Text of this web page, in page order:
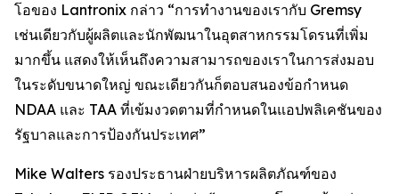
โอของ Lantronix กล่าว “การทำงานของเรากับ Gremsy
เช่นเดียวกับผู้ผลิตและนักพัฒนาในอุตสาหกรรมโดรนที่เพิ่ม
มากขึ้น แสดงให้เห็นถึงความสามารถของเราในการส่งมอบ
ในระดับขนาดใหญ่ ขณะเดียวกันก็ตอบสนองข้อกำหนด
NDAA และ TAA ที่เข้มงวดตามที่กำหนดในแอปพลิเคชันของ
รัฐบาลและการป้องกันประเทศ”
Mike Walters รองประธานฝ่ายบริหารผลิตภัณฑ์ของ